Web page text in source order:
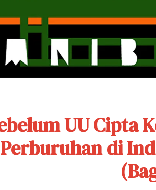
UU Cipta
Perburuhan di